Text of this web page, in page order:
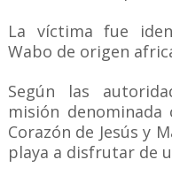
La víctima fue
Wabo de origen
Según las
misión denominada
Corazón de Jesús y
playa a disfrutar de